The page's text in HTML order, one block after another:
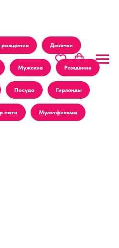
рождения Девочки
Мужские Рождение
Посуда Гирлянды
пати Мультфильмы